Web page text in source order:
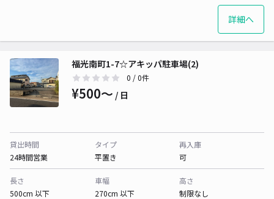
詳細へ
福光南町1-7☆アキッパ駐車場(2)
0 / 0件
¥500〜 / 日
貸出時間
24時間営業
タイプ
平置き
再入庫
可
長さ
500cm 以下
車幅
270cm 以下
高さ
制限なし